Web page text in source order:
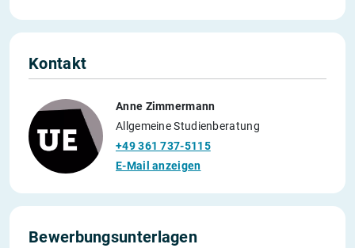
Kontakt
Anne Zimmermann
Allgemeine Studienberatung
+49 361 737-5115
E-Mail anzeigen
Bewerbungsunterlagen